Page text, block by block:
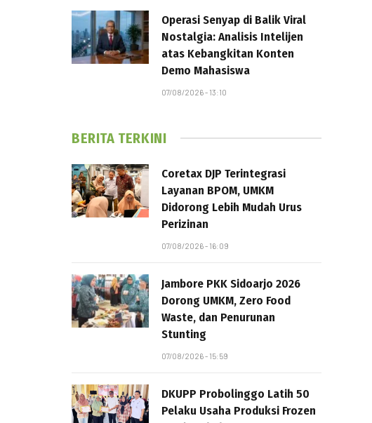
Operasi Senyap di Balik Viral
Nostalgia: Analisis Intelijen
atas Kebangkitan Konten
Demo Mahasiswa
07/08/2026 - 13:10
BERITA TERKINI
Coretax DJP Terintegrasi
Layanan BPOM, UMKM
Didorong Lebih Mudah Urus
Perizinan
07/08/2026 - 16:09
Jambore PKK Sidoarjo 2026
Dorong UMKM, Zero Food
Waste, dan Penurunan
Stunting
07/08/2026 - 15:59
DKUPP Probolinggo Latih 50
Pelaku Usaha Produksi Frozen